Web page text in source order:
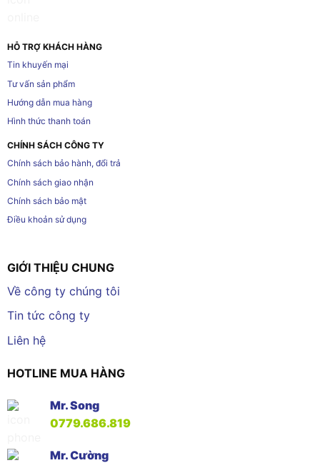
HỖ TRỢ KHÁCH HÀNG
Tin khuyến mại
Tư vấn sản phẩm
Hướng dẫn mua hàng
Hình thức thanh toán
CHÍNH SÁCH CÔNG TY
Chính sách bảo hành, đổi trả
Chính sách giao nhận
Chính sách bảo mật
Điều khoản sử dụng
GIỚI THIỆU CHUNG
Về công ty chúng tôi
Tin tức công ty
Liên hệ
HOTLINE MUA HÀNG
Mr. Song
0779.686.819
Mr. Cường